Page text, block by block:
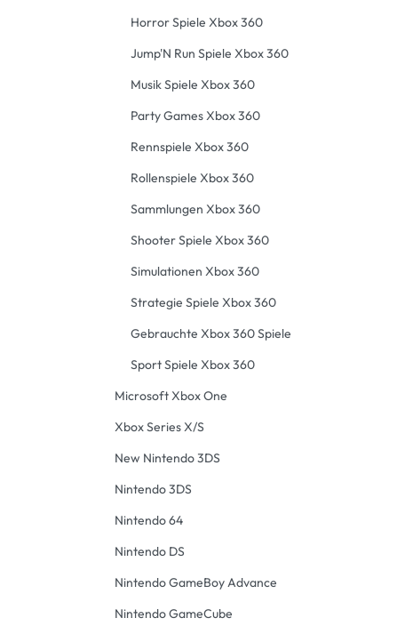
Horror Spiele Xbox 360
Jump'N Run Spiele Xbox 360
Musik Spiele Xbox 360
Party Games Xbox 360
Rennspiele Xbox 360
Rollenspiele Xbox 360
Sammlungen Xbox 360
Shooter Spiele Xbox 360
Simulationen Xbox 360
Strategie Spiele Xbox 360
Gebrauchte Xbox 360 Spiele
Sport Spiele Xbox 360
Microsoft Xbox One
Xbox Series X/S
New Nintendo 3DS
Nintendo 3DS
Nintendo 64
Nintendo DS
Nintendo GameBoy Advance
Nintendo GameCube